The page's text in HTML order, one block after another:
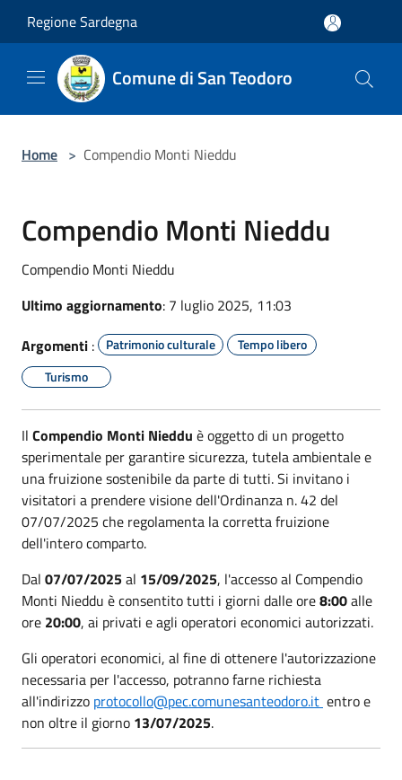
Regione Sardegna
Comune di San Teodoro
Home > Compendio Monti Nieddu
Compendio Monti Nieddu
Compendio Monti Nieddu
Ultimo aggiornamento: 7 luglio 2025, 11:03
Argomenti : Patrimonio culturale
Tempo libero
Turismo
Il Compendio Monti Nieddu è oggetto di un progetto
sperimentale per garantire sicurezza, tutela ambientale e
una fruizione sostenibile da parte di tutti. Si invitano i
visitatori a prendere visione dell'Ordinanza n. 42 del
07/07/2025 che regolamenta la corretta fruizione
dell'intero comparto.
Dal 07/07/2025al 15/09/2025, l'accesso al Compendio
Monti Nieddu è consentito tutti i giorni dalle ore8:00alle
ore 20:00, ai privati e agli operatori economici autorizzati.
Gli operatori economici, al fine di ottenere l'autorizzazione
necessaria per l'accesso, potranno farne richiesta
all'indirizzo protocollo@pec.comunesanteodoro.it entro e
non oltre il giorno 13/07/2025.